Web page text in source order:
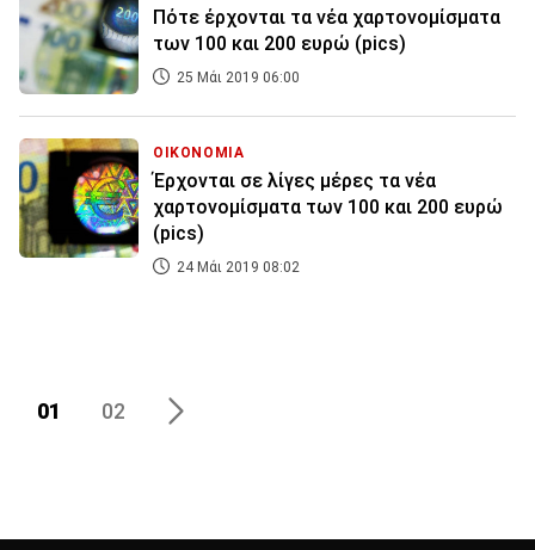
Πότε έρχονται τα νέα χαρτονομίσματα
των 100 και 200 ευρώ (pics)
25 Μάι 2019 06:00
ΟΙΚΟΝΟΜΙΑ
Έρχονται σε λίγες μέρες τα νέα
χαρτονομίσματα των 100 και 200 ευρώ
(pics)
24 Μάι 2019 08:02
01 02